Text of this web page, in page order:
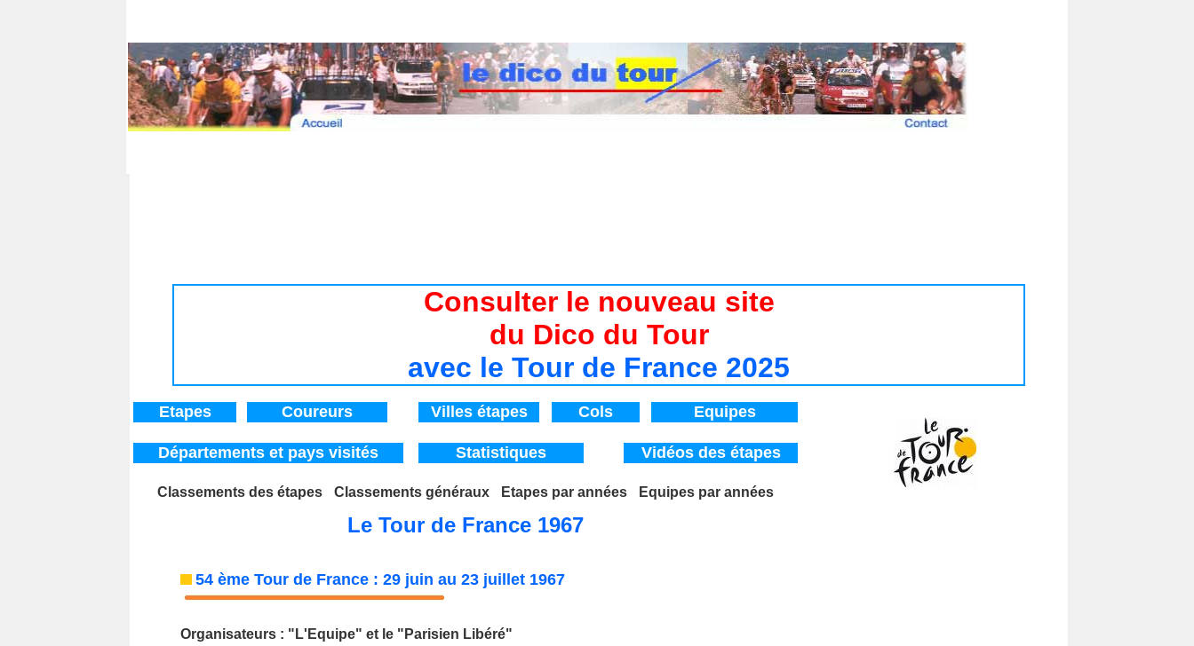
Consulter le nouveau site
du Dico du Tour
avec le Tour de France 2025
Etapes Coureurs Villes étapes Cols Equipes
Départements et pays visités Statistiques Vidéos des étapes
Classements des étapes Classements généraux Etapes par années Equipes par années
Le Tour de France 1967
54 ème Tour de France : 29 juin au 23 juillet 1967
Organisateurs : "L'Equipe" et le "Parisien Libéré"